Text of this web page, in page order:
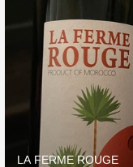
LA FERME ROUGE